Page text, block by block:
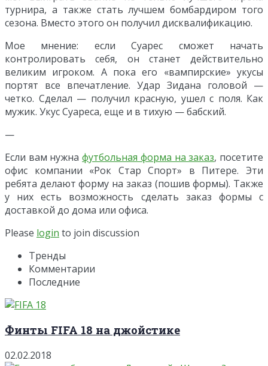
турнира, а также стать лучшем бомбардиром того
сезона. Вместо этого он получил дисквалификацию.
Мое мнение: если Суарес сможет начать
контролировать себя, он станет действительно
великим игроком. А пока его «вампирские» укусы
портят все впечатление. Удар Зидана головой —
четко. Сделал — получил красную, ушел с поля. Как
мужик. Укус Суареса, еще и в тихую — бабский.
—
Если вам нужнафутбольная форма на заказ, посетите
офис компании «Рок Стар Спорт» в Питере. Эти
ребята делают форму на заказ (пошив формы). Также
у них есть возможность сделать заказ формы с
доставкой до дома или офиса.
Please login to join discussion
Тренды
Комментарии
Последние
Финты FIFA 18 на джойстике
02.02.2018